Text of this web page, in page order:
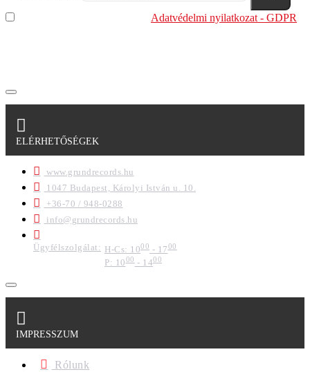
Adatvédelmi nyilatkozat - GDPR
ELÉRHETŐSÉGEK
www.grundrecords.hu
1047 Budapest, Károlyi István u. 10.
+36-70 / 948-0288
info@grundrecords.hu
Ügyfélszolgálat: H-Cs: 1000 - 1700
P: 1000- 1400
IMPRESSZUM
Rólunk